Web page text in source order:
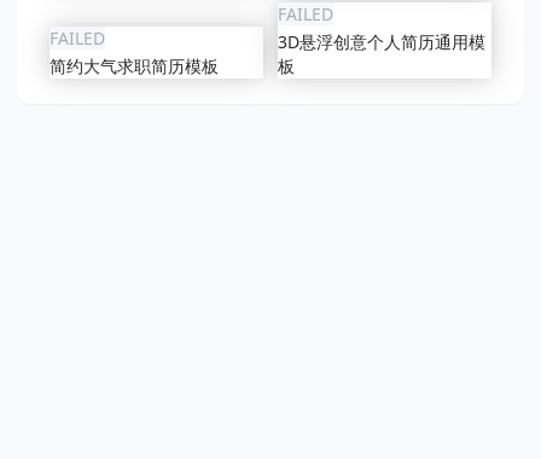
FAILED
简约大气求职简历模板
FAILED
3D悬浮创意个人简历通用模
板